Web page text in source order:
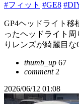
#フィット #GE8
GP4ヘッドライト移
ったヘッドライト
りレンズが綺麗目
thumb_up 67
comment2
2026/06/12 01:08